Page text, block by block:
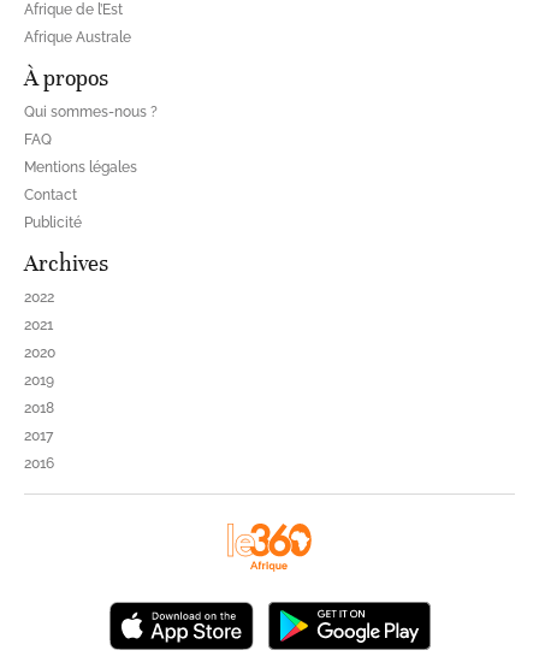
Afrique de l’Est
Afrique Australe
À propos
Qui sommes-nous ?
FAQ
Mentions légales
Contact
Publicité
Archives
2022
2021
2020
2019
2018
2017
2016